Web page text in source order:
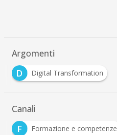
Argomenti
F formazione
Canali
F
Formazione e competenze